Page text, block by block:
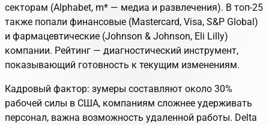
секторам (Alphabet, m* — медиа и развлечения). В топ-25
также попали финансовые (Mastercard, Visa, S&P Global)
и фармацевтические (Johnson & Johnson, Eli Lilly)
компании. Рейтинг — диагностический инструмент,
показывающий готовность к текущим изменениям.
Кадровый фактор: зумеры составляют около 30%
рабочей силы в США, компаниям сложнее удерживать
персонал, важна возможность удаленной работы. Delta